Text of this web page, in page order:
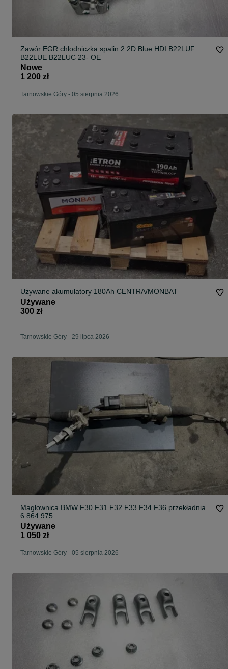
Zawór EGR chłodniczka spalin 2.2D Blue HDI B22LUF
B22LUE B22LUC 23- OE
Nowe
1 200 zł
Tarnowskie Góry - 05 sierpnia 2026
Używane akumulatory 180Ah CENTRA/MONBAT
Używane
300 zł
Tarnowskie Góry - 29 lipca 2026
Maglownica BMW F30 F31 F32 F33 F34 F36 przekładnia
6.864.975
Używane
1 050 zł
Tarnowskie Góry - 05 sierpnia 2026